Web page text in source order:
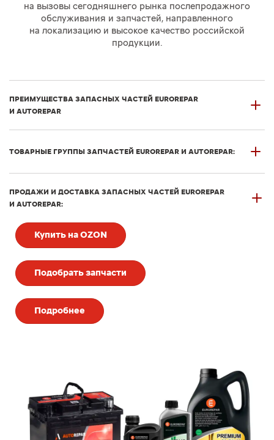
на вызовы сегодняшнего рынка послепродажного
обслуживания и запчастей, направленного
на локализацию и высокое качество российской
продукции.
ПРЕИМУЩЕСТВА ЗАПАСНЫХ ЧАСТЕЙ EUROREPAR
И AUTOREPAR
ТОВАРНЫЕ ГРУППЫ ЗАПЧАСТЕЙ EUROREPAR И AUTOREPAR:
ПРОДАЖИ И ДОСТАВКА ЗАПАСНЫХ ЧАСТЕЙ EUROREPAR
И AUTOREPAR:
Купить на OZON
Подобрать запчасти
Подробнее